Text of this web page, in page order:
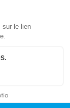
CLIC
PIÈCE RAPIDEMENT